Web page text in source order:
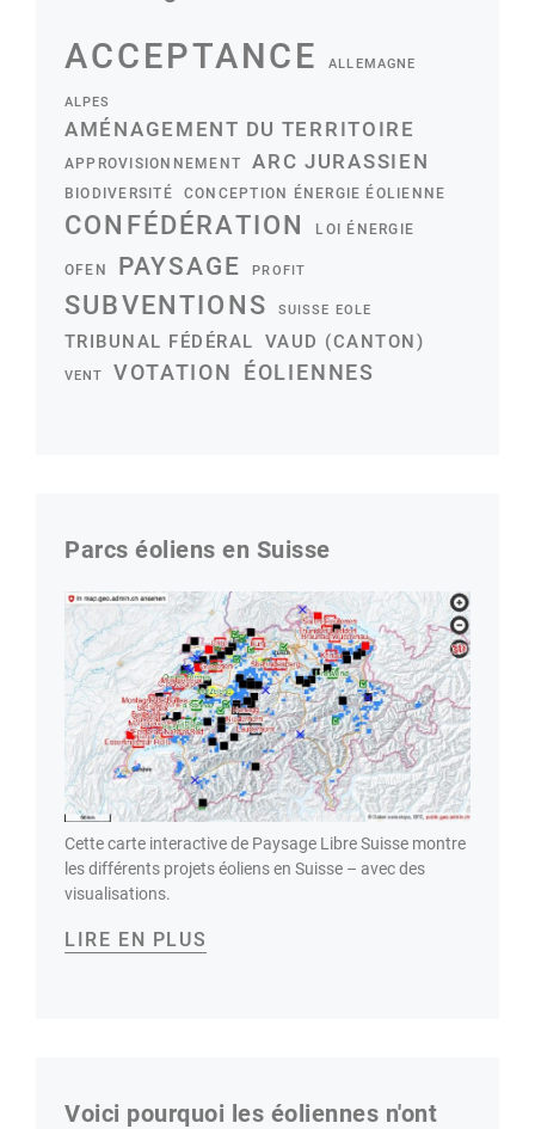
ACCEPTANCE ALLEMAGNE
ALPES
AMÉNAGEMENT DU TERRITOIRE
APPROVISIONNEMENT ARC JURASSIEN
BIODIVERSITÉ CONCEPTION ÉNERGIE ÉOLIENNE
CONFÉDÉRATION LOI ÉNERGIE
OFEN PAYSAGE PROFIT
SUBVENTIONS SUISSE EOLE
TRIBUNAL FÉDÉRAL VAUD (CANTON)
VENT VOTATION ÉOLIENNES
Parcs éoliens en Suisse
Cette carte interactive de Paysage Libre Suisse montre
les différents projets éoliens en Suisse – avec des
visualisations.
LIRE EN PLUS
Voici pourquoi les éoliennes n'ont